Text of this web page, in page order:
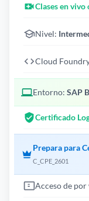
Clases en vivo
Nivel:
Cloud
Entorno: SAP
Certificado
Prepara para
C_CPE_2601
Acceso de por